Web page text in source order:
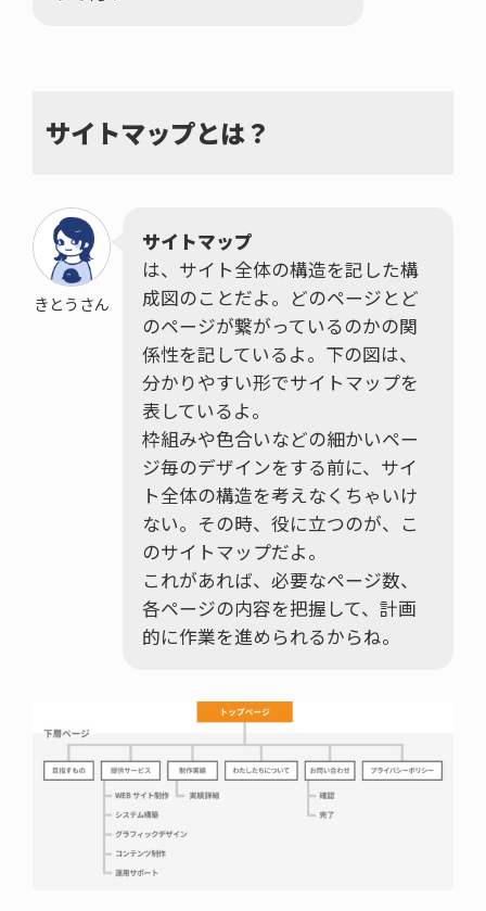
サイトマップとは？
きとうさん
サイトマップ
は、サイト全体の構造を記した構
成図のことだよ。どのページとど
のページが繋がっているのかの関
係性を記しているよ。下の図は、
分かりやすい形でサイトマップを
表しているよ。
枠組みや色合いなどの細かいペー
ジ毎のデザインをする前に、サイ
ト全体の構造を考えなくちゃいけ
ない。その時、役に立つのが、こ
のサイトマップだよ。
これがあれば、必要なページ数、
各ページの内容を把握して、計画
的に作業を進められるからね。